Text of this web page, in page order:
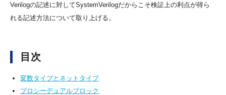
Verilogの記述に対してSystemVerilogだからこそ検証上の利点が得ら
れる記述方法について取り上げる。
目次
変数タイプとネットタイプ
プロシーデュアルブロック